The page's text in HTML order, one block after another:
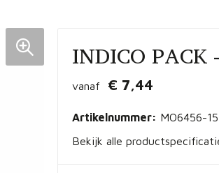
INDICO
vanaf € 7,44
Artikelnummer: MO6456-15
Bekijk alle